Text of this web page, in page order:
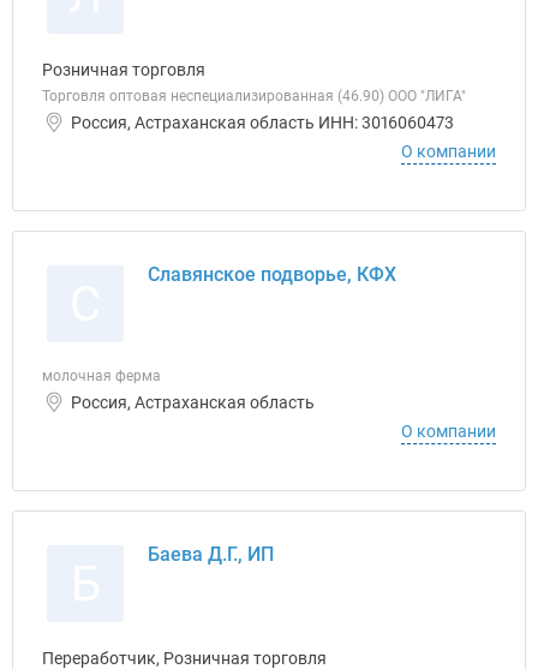
Розничная торговля
Торговля оптовая неспециализированная (46.90) ООО "ЛИГА"
Россия, Астраханская область ИНН: 3016060473
О компании
Славянское подворье, КФХ
молочная ферма
Россия, Астраханская область
О компании
Баева Д.Г., ИП
Переработчик, Розничная торговля